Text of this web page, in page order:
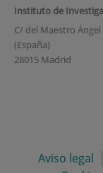
Instituto de
C/ del Maestro
(España)
28015 Madrid
Aviso legal